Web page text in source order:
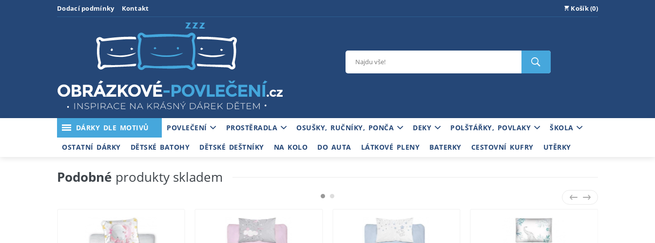
Dodací podmínky Kontakt Košík (0)
DÁRKY DLE MOTIVŮ POVLEČENÍ PROSTĚRADLA OSUŠKY, RUČNÍKY, PONČA DEKY POLŠTÁŘKY, POVLAKY ŠKOLA
OSTATNÍ DÁRKY DĚTSKÉ BATOHY DĚTSKÉ DEŠTNÍKY NA KOLO DO AUTA LÁTKOVÉ PLENY BATERKY CESTOVNÍ KUFRY UTĚRKY
Podobné produkty skladem